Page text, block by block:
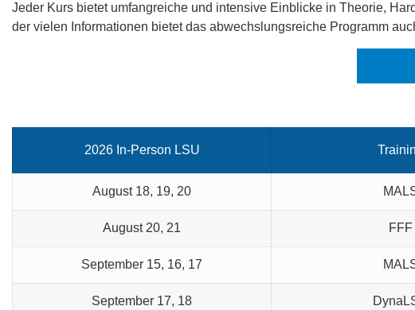
Jeder Kurs bietet umfangreiche und intensive Einblicke in Theorie,
der vielen Informationen bietet das abwechslungsreiche Programm
2026 In-Person LSU
August 18, 19, 20
August 20, 21 FFF
September 15, 16, 17
September 17, 18